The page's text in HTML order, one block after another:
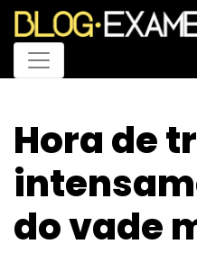
Menu
Hora de
do vade